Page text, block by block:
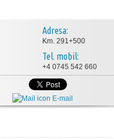
Adresa:
Km. 291+500
Tel. mobil:
+4 0745 542 660
E-mail